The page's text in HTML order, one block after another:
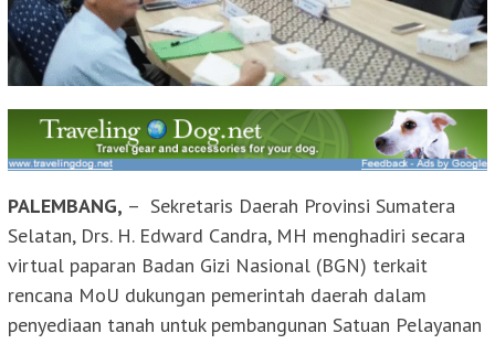
PALEMBANG, – Sekretaris Daerah Provinsi Sumatera
Selatan, Drs. H. Edward Candra, MH menghadiri secara
virtual paparan Badan Gizi Nasional (BGN) terkait
rencana MoU dukungan pemerintah daerah dalam
penyediaan tanah untuk pembangunan Satuan Pelayanan